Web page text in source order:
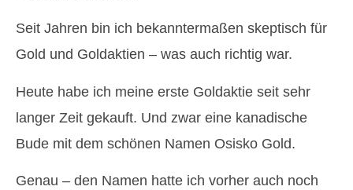
Seit Jahren bin ich bekanntermaßen skeptisch für
Gold und Goldaktien – was auch richtig war.
Heute habe ich meine erste Goldaktie seit sehr
langer Zeit gekauft. Und zwar eine kanadische
Bude mit dem schönen Namen Osisko Gold.
Genau – den Namen hatte ich vorher auch noch